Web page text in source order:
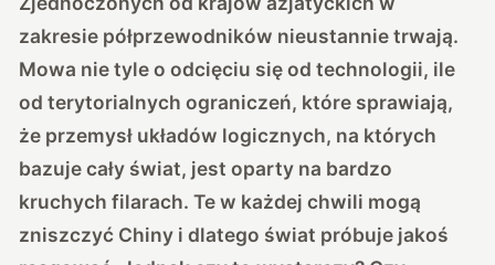
zakresie półprzewodników nieustannie trwają.
Mowa nie tyle o odcięciu się od technologii, ile
od terytorialnych ograniczeń, które sprawiają,
że przemysł układów logicznych, na których
bazuje cały świat, jest oparty na bardzo
kruchych filarach. Te w każdej chwili mogą
zniszczyć Chiny i dlatego świat próbuje jakoś